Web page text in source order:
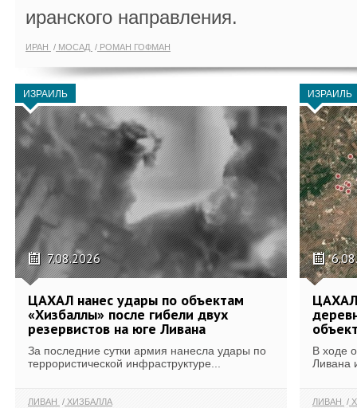
иранского направления.
ИРАН МОСАД РОМАН ГОФМАН
ИЗРАИЛЬ
7.08.2026
ЦАХАЛ нанес удары по объектам
«Хизбаллы» после гибели двух
резервистов на юге Ливана
За последние сутки армия нанесла удары по
террористической инфраструктуре...
ЛИВАН ХИЗБАЛЛА
ИЗРАИЛЬ
В ходе
Ливана
ЛИВАН